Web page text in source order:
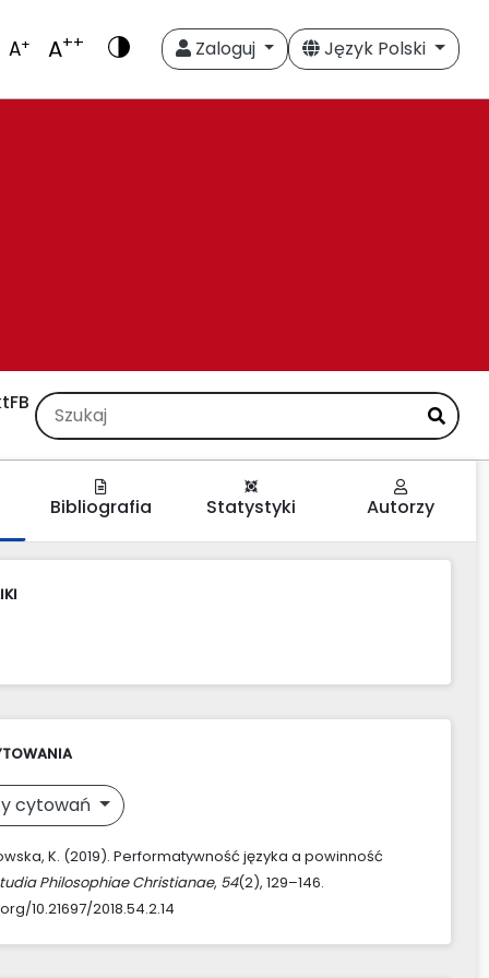
A+ A++ Zaloguj Język Polski
FB
Bibliografia Statystyki Autorzy
cytowań
K. (2019). Performatywność języka a powinność
Philosophiae Christianae, 54(2), 129–146.
10.21697/2018.54.2.14